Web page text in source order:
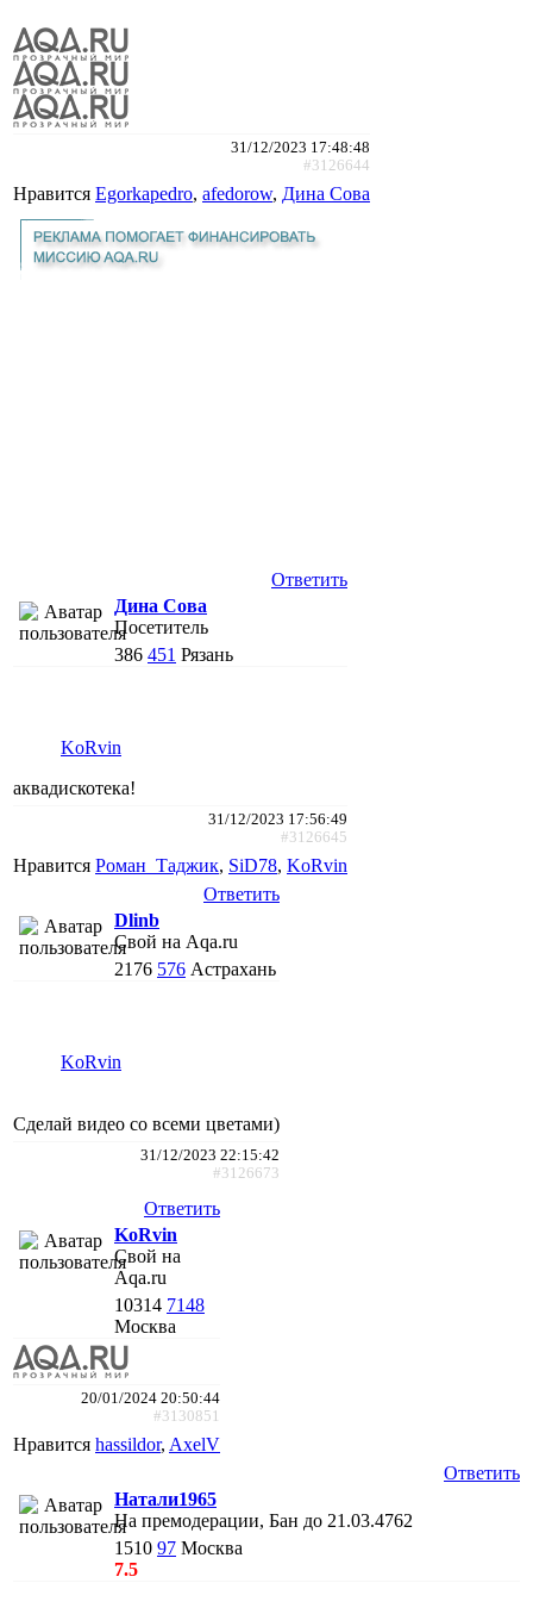
31/12/2023 17:48:48
#3126644
Нравится Egorkapedro, afedorow, Дина Сова
Ответить
Дина Сова
Посетитель
386 451 Рязань
KoRvin
аквадискотека!
31/12/2023 17:56:49
#3126645
Нравится Роман_Таджик, SiD78, KoRvin
Ответить
Dlinb
Свой на Aqa.ru
2176 576 Астрахань
KoRvin
Сделай видео со всеми цветами)
31/12/2023 22:15:42
#3126673
Ответить
KoRvin
Свой на
Aqa.ru
10314 7148
Москва
20/01/2024 20:50:44
#3130851
Нравится hassildor, AxelV
Ответить
Натали1965
На премодерации, Бан до 21.03.4762
1510 97 Москва
7.5